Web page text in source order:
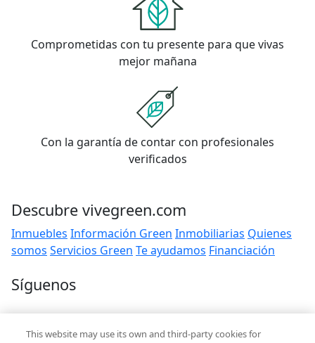
Comprometidas con tu presente para que vivas
mejor mañana
Con la garantía de contar con profesionales
verificados
Descubre vivegreen.com
Inmuebles Información Green Inmobiliarias Quienes
somos Servicios Green Te ayudamos Financiación
Síguenos
Contacto
This website may use its own and third-party cookies for